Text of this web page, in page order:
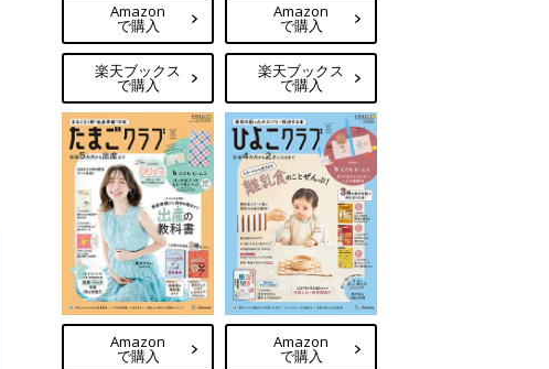
Amazon
で購入
楽天ブックス
で購入
Amazon
で購入
楽天ブックス
で購入
Amazon
で購入
Amazon
で購入